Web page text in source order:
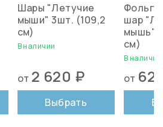
Шары "Летучие
мыши" 3шт. (109,2
см)
В наличии
от 2 620 ₽
Выбрать
шар
мышь"
см)
В наличии
от